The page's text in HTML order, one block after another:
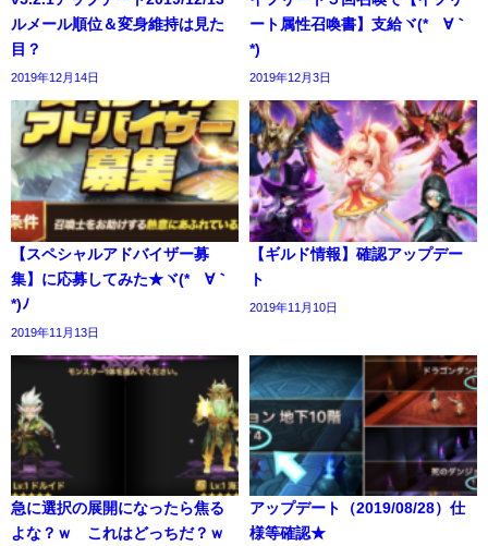
ルメール順位＆変身維持は見た
目？
2019年12月14日
ート属性召喚書】支給ヾ(*´∀｀
*)
2019年12月3日
【スペシャルアドバイザー募
集】に応募してみた★ヾ(*´∀｀
*)ﾉ
2019年11月13日
【ギルド情報】確認アップデー
ト
2019年11月10日
急に選択の展開になったら焦る
よな？ｗ これはどっちだ？ｗ
アップデート（2019/08/28）仕
様等確認★